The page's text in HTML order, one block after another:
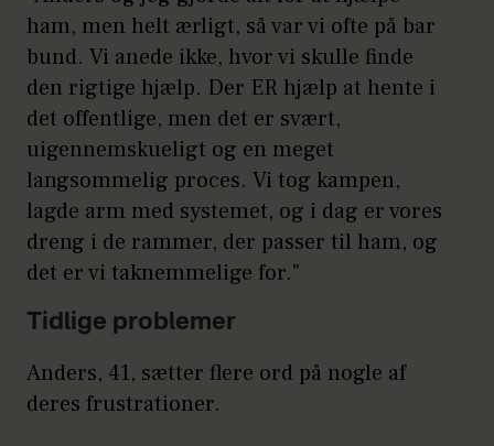
ham, men helt ærligt, så var vi ofte på bar
bund. Vi anede ikke, hvor vi skulle finde
den rigtige hjælp. Der ER hjælp at hente i
det offentlige, men det er svært,
uigennemskueligt og en meget
langsommelig proces. Vi tog kampen,
lagde arm med systemet, og i dag er vores
dreng i de rammer, der passer til ham, og
det er vi taknemmelige for."
Tidlige problemer
Anders, 41, sætter flere ord på nogle af
deres frustrationer.